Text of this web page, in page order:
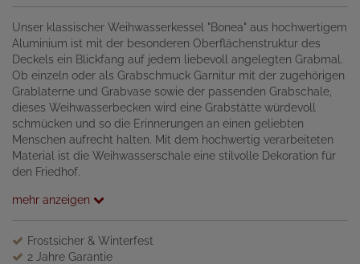
Unser klassischer Weihwasserkessel "Bonea" aus hochwertigem
Aluminium ist mit der besonderen Oberflächenstruktur des
Deckels ein Blickfang auf jedem liebevoll angelegten Grabmal.
Ob einzeln oder als Grabschmuck Garnitur mit der zugehörigen
Grablaterne und Grabvase sowie der passenden Grabschale,
dieses Weihwasserbecken wird eine Grabstätte würdevoll
schmücken und so die Erinnerungen an einen geliebten
Menschen aufrecht halten. Mit dem hochwertig verarbeiteten
Material ist die Weihwasserschale eine stilvolle Dekoration für
den Friedhof.
mehr anzeigen
Frostsicher & Winterfest
2 Jahre Garantie